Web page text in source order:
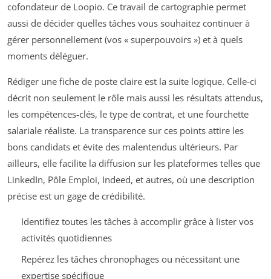
cofondateur de Loopio. Ce travail de cartographie permet
aussi de décider quelles tâches vous souhaitez continuer à
gérer personnellement (vos « superpouvoirs ») et à quels
moments déléguer.
Rédiger une fiche de poste claire est la suite logique. Celle-ci
décrit non seulement le rôle mais aussi les résultats attendus,
les compétences-clés, le type de contrat, et une fourchette
salariale réaliste. La transparence sur ces points attire les
bons candidats et évite des malentendus ultérieurs. Par
ailleurs, elle facilite la diffusion sur les plateformes telles que
LinkedIn, Pôle Emploi, Indeed, et autres, où une description
précise est un gage de crédibilité.
Identifiez toutes les tâches à accomplir grâce à lister vos
activités quotidiennes
Repérez les tâches chronophages ou nécessitant une
expertise spécifique